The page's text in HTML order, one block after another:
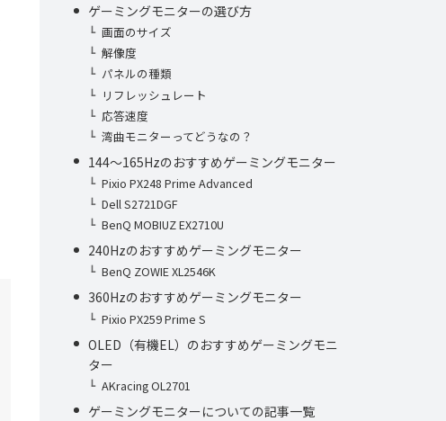
ゲーミングモニターの選び方
画面のサイズ
解像度
パネルの種類
リフレッシュレート
応答速度
湾曲モニターってどうなの？
144～165Hzのおすすめゲーミングモニター
Pixio PX248 Prime Advanced
Dell S2721DGF
BenQ MOBIUZ EX2710U
240Hzのおすすめゲーミングモニター
BenQ ZOWIE XL2546K
360Hzのおすすめゲーミングモニター
Pixio PX259 Prime S
OLED（有機EL）のおすすめゲーミングモニ
ター
AKracing OL2701
ゲーミングモニターについての記事一覧